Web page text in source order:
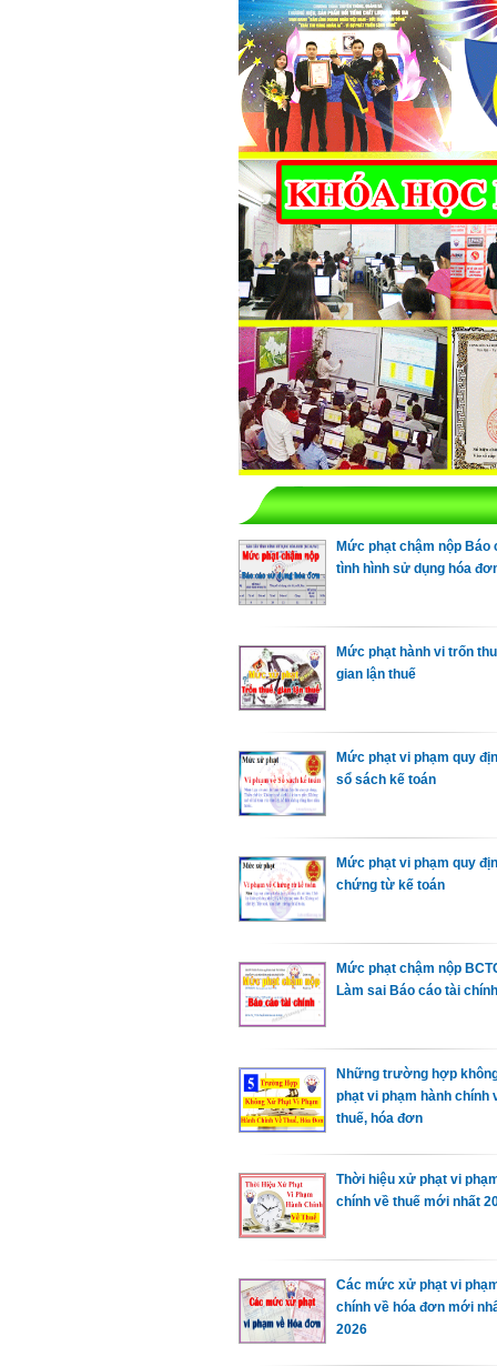
Mức phạt chậm nộp Báo
tình hình sử dụng hóa
Mức phạt hành vi trốn
gian lận thuế
Mức phạt vi phạm quy
sổ sách kế toán
Mức phạt vi phạm quy
chứng từ kế toán
Mức phạt chậm nộp
Làm sai Báo cáo tài chính
Những trường hợp
phạt vi phạm hành chính
thuế, hóa đơn
Thời hiệu xử phạt vi
chính về thuế mới nhất
Các mức xử phạt vi
chính về hóa đơn mới
2026